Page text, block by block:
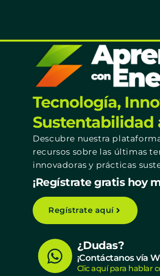
Tecnología,
Sustentabilidad
Descubre nuestra
recursos sobre las últimas
innovadoras y prácticas
¡Regístrate gratis hoy
Regístrate aquí
W
h
¿Dudas?
¡Contáctanos vía
Clic aquí para hablar